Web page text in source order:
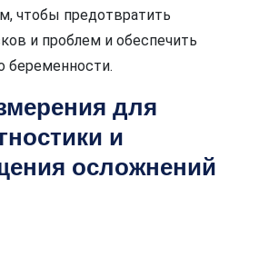
чтобы предотвратить
и проблем и обеспечить
беременности.
для
и
осложнений